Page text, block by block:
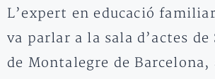
L’expert en educació
va parlar a la sala d’actes de
de Montalegre de Barcelona,